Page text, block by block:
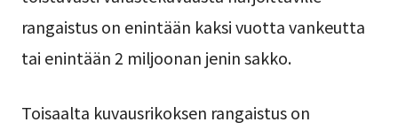
rangaistus on enintään kaksi vuotta vankeutta
tai enintään 2 miljoonan jenin sakko.
Toisaalta kuvausrikoksen rangaistus on